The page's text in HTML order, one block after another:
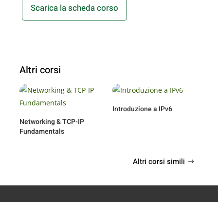
Scarica la scheda corso
Altri corsi
Networking & TCP-IP
Fundamentals
Introduzione a IPv6
Altri corsi simili